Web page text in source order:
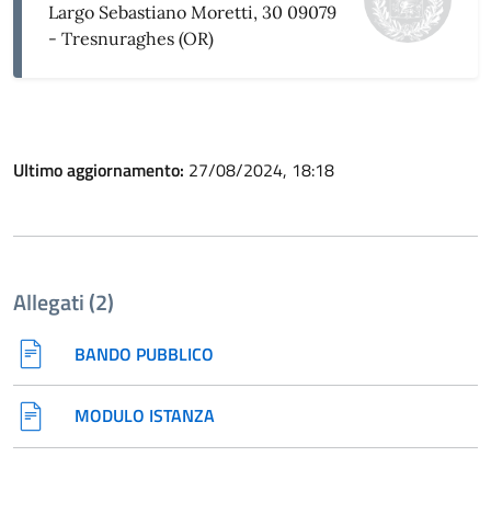
Largo Sebastiano Moretti, 30 09079
- Tresnuraghes (OR)
Ultimo aggiornamento: 27/08/2024, 18:18
Allegati (2)
BANDO PUBBLICO
MODULO ISTANZA